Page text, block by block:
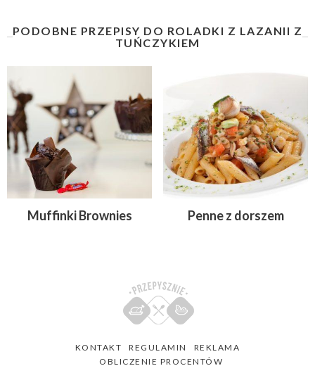
PODOBNE PRZEPISY DO ROLADKI Z LAZANII Z
TUŃCZYKIEM
Muffinki Brownies Penne z dorszem
KONTAKT REGULAMIN
REKLAMA
OBLICZENIE PROCENTÓW